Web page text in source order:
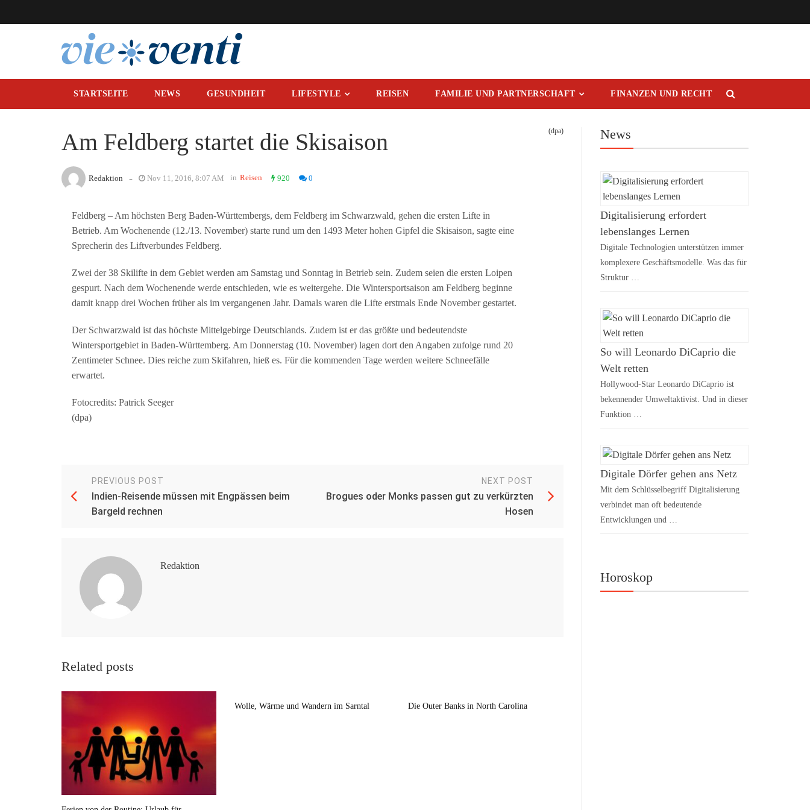
STARTSEITE NEWS GESUNDHEIT LIFESTYLE REISEN FAMILIE UND PARTNERSCHAFT FINANZEN UND RECHT
Am Feldberg startet die Skisaison (dpa)
Redaktion - Nov 11, 2016, 8:07 AM in Reisen 920 0
Feldberg – Am höchsten Berg Baden-Württembergs, dem Feldberg im Schwarzwald, gehen die ersten Lifte in
Betrieb. Am Wochenende (12./13. November) starte rund um den 1493 Meter hohen Gipfel die Skisaison, sagte eine
Sprecherin des Liftverbundes Feldberg.
Zwei der 38 Skilifte in dem Gebiet werden am Samstag und Sonntag in Betrieb sein. Zudem seien die ersten Loipen
gespurt. Nach dem Wochenende werde entschieden, wie es weitergehe. Die Wintersportsaison am Feldberg beginne
damit knapp drei Wochen früher als im vergangenen Jahr. Damals waren die Lifte erstmals Ende November gestartet.
Der Schwarzwald ist das höchste Mittelgebirge Deutschlands. Zudem ist er das größte und bedeutendste
Wintersportgebiet in Baden-Württemberg. Am Donnerstag (10. November) lagen dort den Angaben zufolge rund 20
Zentimeter Schnee. Dies reiche zum Skifahren, hieß es. Für die kommenden Tage werden weitere Schneefälle
erwartet.
Fotocredits: Patrick Seeger
(dpa)
PREVIOUS POST
Indien-Reisende müssen mit Engpässen beim
Bargeld rechnen
NEXT POST
Brogues oder Monks passen gut zu verkürzten
Hosen
Redaktion
Related posts
Wolle, Wärme und Wandern im Sarntal Die Outer Banks in North Carolina
News
Digitalisierung erfordert
lebenslanges Lernen
Digitale Technologien unterstützen immer
komplexere Geschäftsmodelle. Was das für
Struktur …
So will Leonardo DiCaprio die
Welt retten
Hollywood-Star Leonardo DiCaprio ist
bekennender Umweltaktivist. Und in dieser
Funktion …
Digitale Dörfer gehen ans Netz
Mit dem Schlüsselbegriff Digitalisierung
verbindet man oft bedeutende
Entwicklungen und …
Horoskop